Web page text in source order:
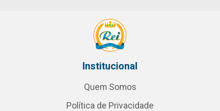
Institucional
Quem Somos
Política de Privacidade